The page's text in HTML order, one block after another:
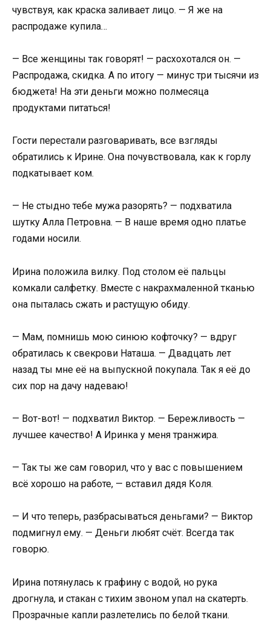
чувствуя, как краска заливает лицо. — Я же на
распродаже купила…
— Все женщины так говорят! — расхохотался он. —
Распродажа, скидка. А по итогу — минус три тысячи из
бюджета! На эти деньги можно полмесяца
продуктами питаться!
Гости перестали разговаривать, все взгляды
обратились к Ирине. Она почувствовала, как к горлу
подкатывает ком.
— Не стыдно тебе мужа разорять? — подхватила
шутку Алла Петровна. — В наше время одно платье
годами носили.
Ирина положила вилку. Под столом её пальцы
комкали салфетку. Вместе с накрахмаленной тканью
она пыталась сжать и растущую обиду.
— Мам, помнишь мою синюю кофточку? — вдруг
обратилась к свекрови Наташа. — Двадцать лет
назад ты мне её на выпускной покупала. Так я её до
сих пор на дачу надеваю!
— Вот-вот! — подхватил Виктор. — Бережливость —
лучшее качество! А Иринка у меня транжира.
— Так ты же сам говорил, что у вас с повышением
всё хорошо на работе, — вставил дядя Коля.
— И что теперь, разбрасываться деньгами? — Виктор
подмигнул ему. — Деньги любят счёт. Всегда так
говорю.
Ирина потянулась к графину с водой, но рука
дрогнула, и стакан с тихим звоном упал на скатерть.
Прозрачные капли разлетелись по белой ткани.